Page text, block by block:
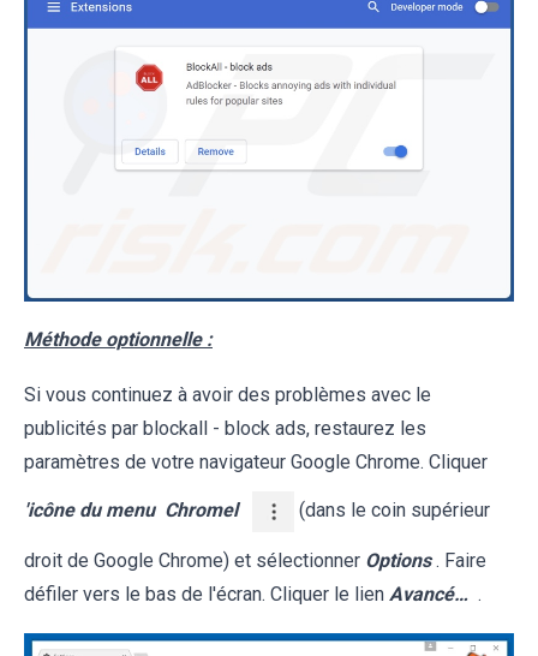
Méthode optionnelle :
Si vous continuez à avoir des problèmes avec le
publicités par blockall - block ads, restaurez les
paramètres de votre navigateur Google Chrome. Cliquer
'icône du menu Chromel (dans le coin supérieur
droit de Google Chrome) et sélectionner Options . Faire
défiler vers le bas de l'écran. Cliquer le lien Avancé… .